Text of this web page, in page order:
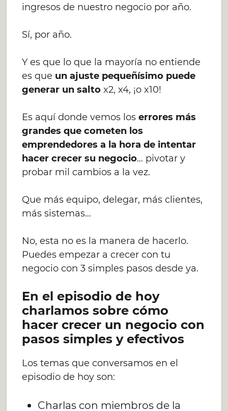
ingresos de nuestro negocio por año.
Sí, por año.
Y es que lo que la mayoría no entiende
es que un ajuste pequeñísimo puede
generar un salto x2, x4, ¡o x10!
Es aquí donde vemos loserrores más
grandes que cometen los
emprendedores a la hora de intentar
hacer crecer su negocio… pivotar y
probar mil cambios a la vez.
Que más equipo, delegar, más clientes,
más sistemas…
No, esta no es la manera de hacerlo.
Puedes empezar a crecer con tu
negocio con 3 simples pasos desde ya.
En el episodio de hoy
charlamos sobre cómo
hacer crecer un negocio con
pasos simples y efectivos
Los temas que conversamos en el
episodio de hoy son:
Charlas con miembros de la